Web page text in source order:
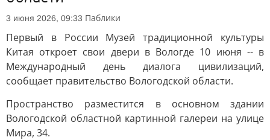
3 июня 2026, 09:33 Паблики
Первый в России Музей традиционной культуры
Китая откроет свои двери в Вологде 10 июня -- в
Международный день диалога цивилизаций,
сообщает правительство Вологодской области.
Пространство разместится в основном здании
Вологодской областной картинной галереи на улице
Мира, 34.